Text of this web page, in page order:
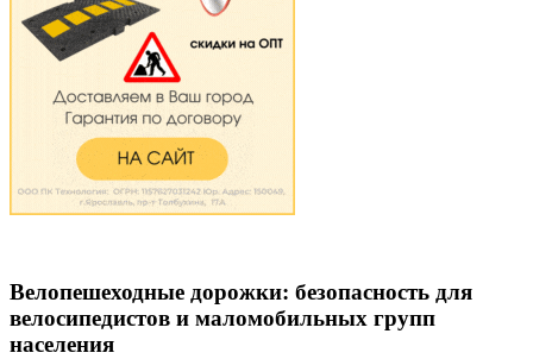
Велопешеходные дорожки: безопасность для
велосипедистов и маломобильных групп
населения